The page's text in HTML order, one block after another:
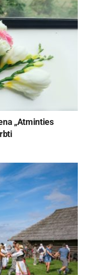
„Atminties